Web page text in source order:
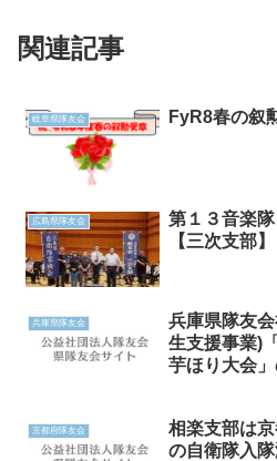
関連記事
岐阜県隊友会 FyR8春の叙
広島県隊友会
第１３音楽
【三次支部】
兵庫県隊友会
兵庫県隊友
生支援事業)
芋ほり大会
京都府隊友会
相楽支部は
の自衛隊入